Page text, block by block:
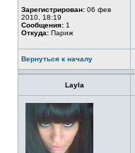
Зарегистрирован: 06 фев
2010, 18:19
Сообщения: 1
Откуда: Париж
Вернуться к началу
Layla